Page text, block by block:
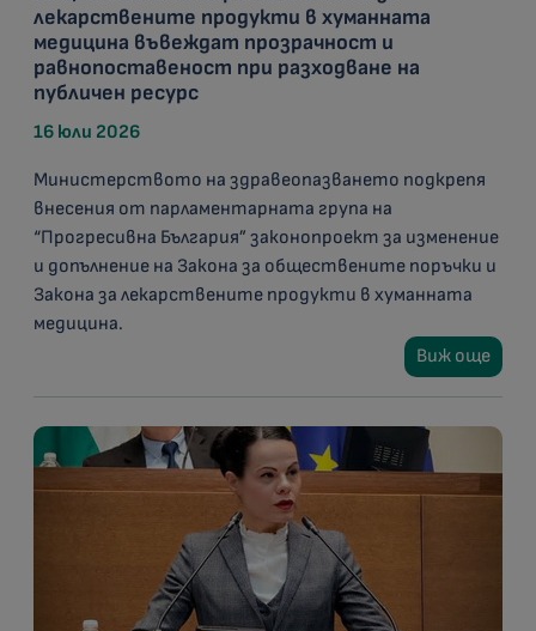
лекарствените продукти в хуманната
медицина въвеждат прозрачност и
равнопоставеност при разходване на
публичен ресурс
16 юли 2026
Министерството на здравеопазването подкрепя
внесения от парламентарната група на
“Прогресивна България” законопроект за изменение
и допълнение на Закона за обществените поръчки и
Закона за лекарствените продукти в хуманната
медицина.
Виж още